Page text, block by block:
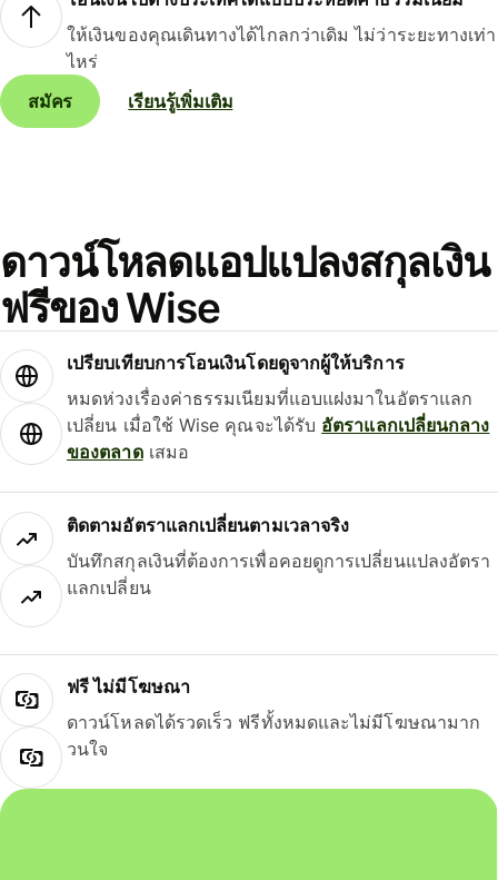
ให้เงินของคุณเดินทางได้ไกลกว่าเดิม ไม่ว่าระยะทางเท่า
ไหร่
สมัคร
เรียนรู้เพิ่มเติม
ดาวน์โหลดแอปแปลงสกุลเงิน
ฟรีของ Wise
เปรียบเทียบการโอนเงินโดยดูจากผู้ให้บริการ
หมดห่วงเรื่องค่าธรรมเนียมที่แอบแฝงมาในอัตราแลก
เปลี่ยน เมื่อใช้ Wise คุณจะได้รับ อัตราแลกเปลี่ยนกลาง
ของตลาดเสมอ
ติดตามอัตราแลกเปลี่ยนตามเวลาจริง
บันทึกสกุลเงินที่ต้องการเพื่อคอยดูการเปลี่ยนแปลงอัตรา
แลกเปลี่ยน
ฟรี ไม่มีโฆษณา
ดาวน์โหลดได้รวดเร็ว ฟรีทั้งหมดและไม่มีโฆษณามาก
วนใจ